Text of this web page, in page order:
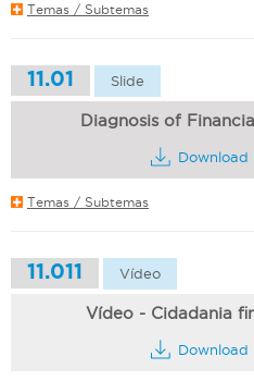
Temas / Subtemas
11.01 Slide
Diagnosis of
Download
Temas / Subtemas
11.011 Vídeo
Vídeo - Cidadania
Download